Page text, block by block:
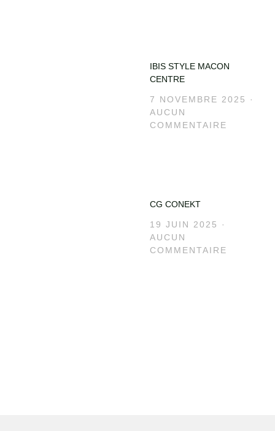
IBIS STYLE MACON
CENTRE
7 NOVEMBRE 2025
AUCUN
COMMENTAIRE
CG CONEKT
19 JUIN 2025
AUCUN
COMMENTAIRE